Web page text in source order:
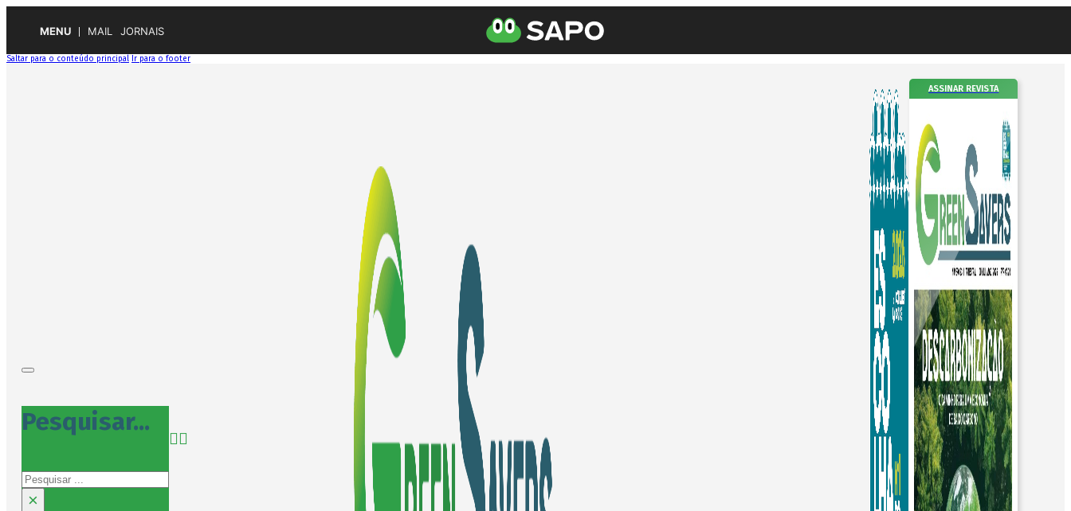
MENU MAIL JORNAIS
Saltar para o conteúdo principal Ir para o footer
Pesquisar...
Pesquisar
×
ASSINAR REVISTA